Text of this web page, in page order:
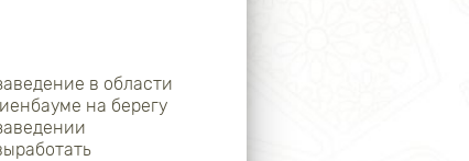
в области
на берегу